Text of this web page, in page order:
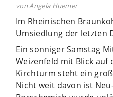
von Angela Huemer
Im Rheinischen
Umsiedlung der letzten
Ein sonniger Samstag
Weizenfeld mit Blick auf
Kirchturm steht ein
Nicht weit davon ist